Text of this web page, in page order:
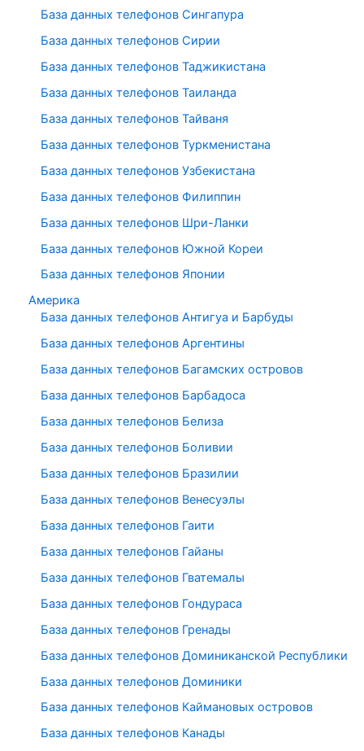
База данных телефонов Сингапура
База данных телефонов Сирии
База данных телефонов Таджикистана
База данных телефонов Таиланда
База данных телефонов Тайваня
База данных телефонов Туркменистана
База данных телефонов Узбекистана
База данных телефонов Филиппин
База данных телефонов Шри-Ланки
База данных телефонов Южной Кореи
База данных телефонов Японии
Америка
База данных телефонов Антигуа и Барбуды
База данных телефонов Аргентины
База данных телефонов Багамских островов
База данных телефонов Барбадоса
База данных телефонов Белиза
База данных телефонов Боливии
База данных телефонов Бразилии
База данных телефонов Венесуэлы
База данных телефонов Гаити
База данных телефонов Гайаны
База данных телефонов Гватемалы
База данных телефонов Гондураса
База данных телефонов Гренады
База данных телефонов Доминиканской Республики
База данных телефонов Доминики
База данных телефонов Каймановых островов
База данных телефонов Канады